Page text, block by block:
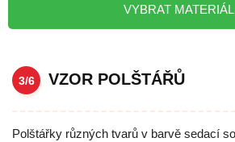
VYBRAT MATERIÁL
3/6 VZOR POLŠTÁŘŮ
Polštářky různých tvarů v barvě sedací